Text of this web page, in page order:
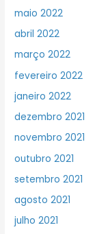
maio 2022
abril 2022
março 2022
fevereiro 2022
janeiro 2022
dezembro 2021
novembro 2021
outubro 2021
setembro 2021
agosto 2021
julho 2021